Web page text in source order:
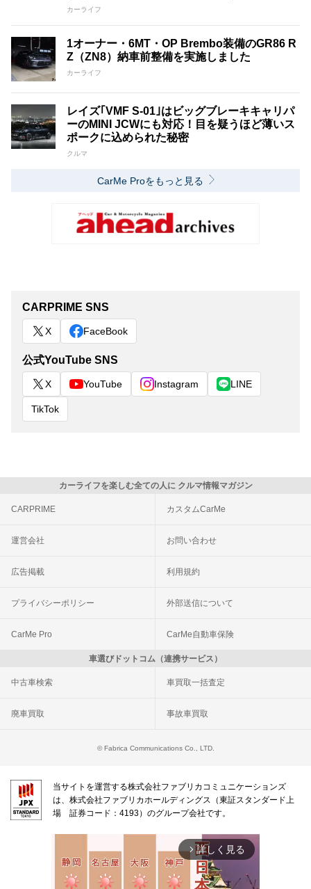
カーライフ
1オーナー・6MT・OP Brembo装備のGR86 R
Z（ZN8）納車前整備を実施しました
カーライフ
レイズ｢VMF S-01｣はビッグブレーキキャリパ
ーのMINI JCWにも対応！目を疑うほど薄いス
ポークに込められた秘密
クルマ
CarMe Proをもっと見る
CARPRIME SNS
X FaceBook
公式YouTube SNS
X YouTube Instagram LINE
TikTok
カーライフを楽しむ全ての人に クルマ情報マガジン
CARPRIME カスタムCarMe
運営会社 お問い合わせ
広告掲載 利用規約
プライバシーポリシー 外部送信について
CarMe Pro CarMe自動車保険
車選びドットコム（連携サービス）
中古車検索 車買取一括査定
廃車買取 事故車買取
© Fabrica Communications Co., LTD.
当サイトを運営する株式会社ファブリカコミュニケーションズ
は、株式会社ファブリカホールディングス（東証スタンダード上
場 証券コード：4193）のグループ会社です。
arrow_forward_ios 詳しく見る